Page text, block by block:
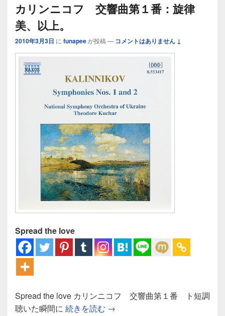
カリンニコフ 交響曲第１番：旋律
美、以上。
2010年3月3日 に funapeeが投稿 — コメントはありません ↓
Spread the love
Spread the love カリンニコフ 交響曲第１番 ト短調
聴いた瞬間に 続きを読む カリンニコフ 交響曲第１番：
→